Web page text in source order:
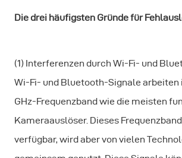
Die drei häufigsten Gründe für
(1) Interferenzen durch Wi-Fi- und
Wi-Fi- und Bluetooth-Signale arbeiten
GHz-Frequenzband wie die meisten
Kameraauslöser. Dieses
verfügbar, wird aber von vielen